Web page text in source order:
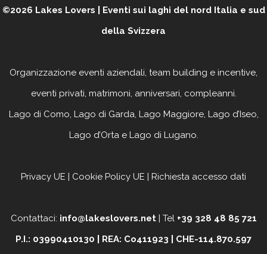
©2026 Lakes Lovers | Eventi sui laghi del nord Italia e sud
della Svizzera
Organizzazione eventi aziendali, team building e incentive,
eventi privati, matrimoni, anniversari, compleanni.
Lago di Como, Lago di Garda, Lago Maggiore, Lago d’Iseo,
Lago d’Orta e Lago di Lugano.
Privacy UE | Cookie Policy UE | Richiesta accesso dati
Contattaci: info@lakeslovers.net| Tel +39 328 48 85 721
P.I.: 03990410130 | REA: Co411923 | CHE-114.870.597